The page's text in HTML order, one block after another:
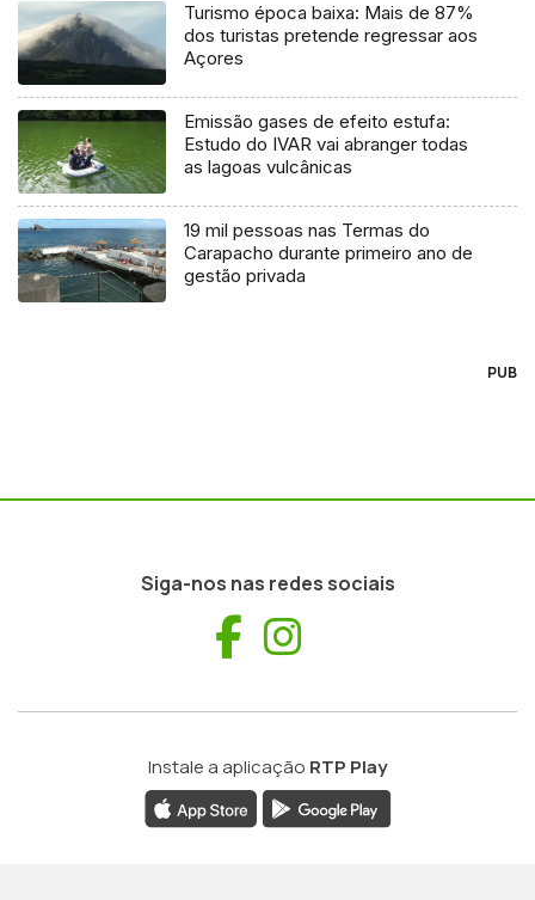
Turismo época baixa: Mais de 87%
dos turistas pretende regressar aos
Açores
Emissão gases de efeito estufa:
Estudo do IVAR vai abranger todas
as lagoas vulcânicas
19 mil pessoas nas Termas do
Carapacho durante primeiro ano de
gestão privada
PUB
Siga-nos nas redes sociais
Facebook
Instale a aplicação RTP Play